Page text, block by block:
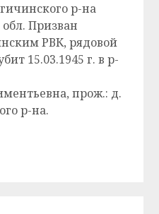
р-на
Призван
РВК, рядовой
15.03.1945 г. в р-
прож.: д.
р-на.